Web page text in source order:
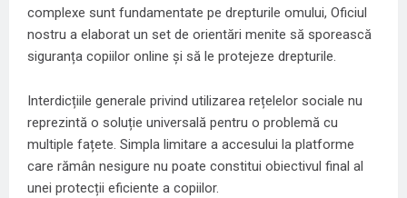
complexe sunt fundamentate pe drepturile omului, Oficiul
nostru a elaborat un set de orientări menite să sporească
siguranța copiilor online și să le protejeze drepturile.
Interdicțiile generale privind utilizarea rețelelor sociale nu
reprezintă o soluție universală pentru o problemă cu
multiple fațete. Simpla limitare a accesului la platforme
care rămân nesigure nu poate constitui obiectivul final al
unei protecții eficiente a copiilor.